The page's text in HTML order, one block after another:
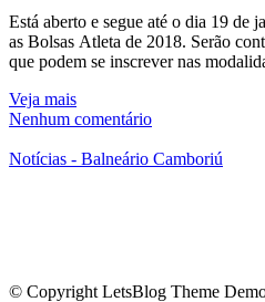
Está aberto e segue até o dia 19 de
as Bolsas Atleta de 2018. Serão
que podem se inscrever nas
Veja mais
Nenhum comentário
Notícias - Balneário Camboriú
© Copyright LetsBlog Theme